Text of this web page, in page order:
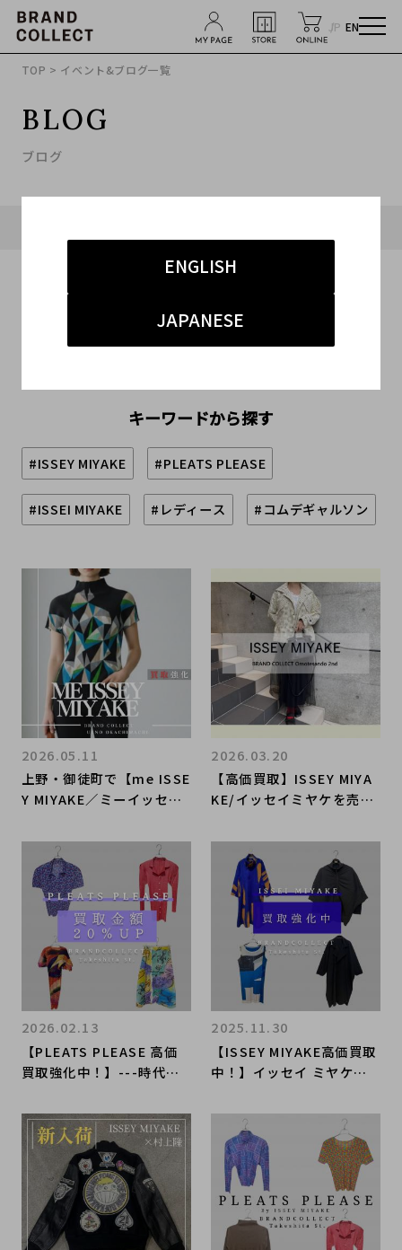
JP EN
ENGLISH
JAPANESE
TOP > イベント&ブログ一覧
BLOG
ブログ
キーワードから探す
#ISSEY MIYAKE #PLEATS PLEASE
#ISSEI MIYAKE #レディース #コムデギャルソン
上野・御徒町で【me ISSE
Y MIYAKE／ミーイッセミ
ランドコレクト上野御徒町
店｜High-neck Short-Sl
eeve T-Shirt, Sky Blu
e/ハイネック半袖カットソ
ー スカイブルー入荷｜Bu
y & Sell Luxury in Ueno
Tokyo｜Tax-Free Avail
able
2026.05.11
【高価買取】ISSEY MIYA
KE/イッセイミヤケを売る
道2号店へ！春夏アイテム
は今お売りいただくのがオ
ススメ！高価買取のポイン
トをお伝えいたします！
2026.03.20
【PLEATS PLEASE 高価
買取強化中！】---時代を
アート性・デザイン性・機
能性-- 高価買取理由を徹
底解説！ブランドコレクト
原宿竹下通り店
2026.02.13
【ISSEY MIYAKE高価買取
中！】イッセイ ミヤケ
プリッセ・コラボまで人気
アイテム4選｜高額査定に
つながるポイント徹底解説
｜ブランドコレクト原宿竹
下通り店
2025.11.30